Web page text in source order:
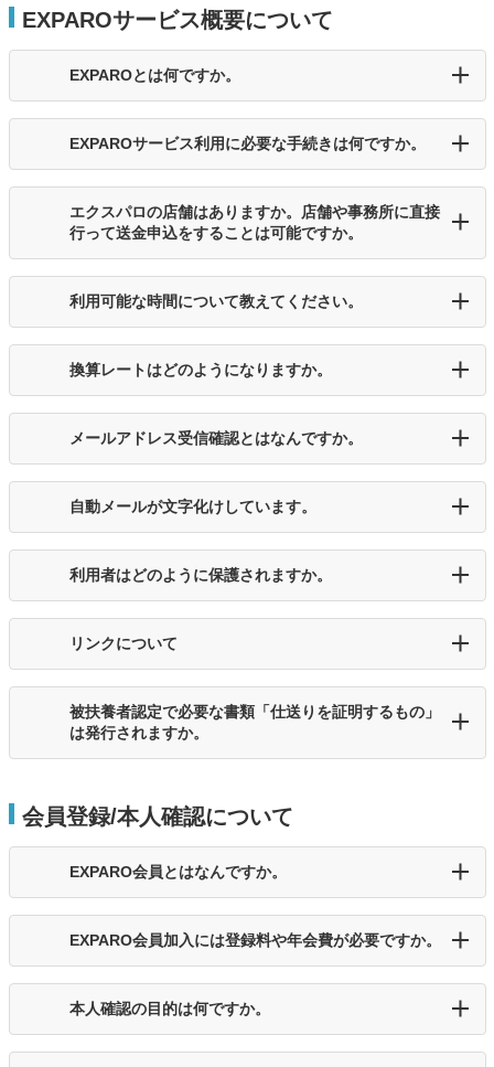
EXPAROサービス概要について
EXPAROとは何ですか。
EXPAROサービス利用に必要な手続きは何ですか。
エクスパロの店舗はありますか。店舗や事務所に直接
行って送金申込をすることは可能ですか。
利用可能な時間について教えてください。
換算レートはどのようになりますか。
メールアドレス受信確認とはなんですか。
自動メールが文字化けしています。
利用者はどのように保護されますか。
リンクについて
被扶養者認定で必要な書類「仕送りを証明するもの」
は発行されますか。
会員登録/本人確認について
EXPARO会員とはなんですか。
EXPARO会員加入には登録料や年会費が必要ですか。
本人確認の目的は何ですか。